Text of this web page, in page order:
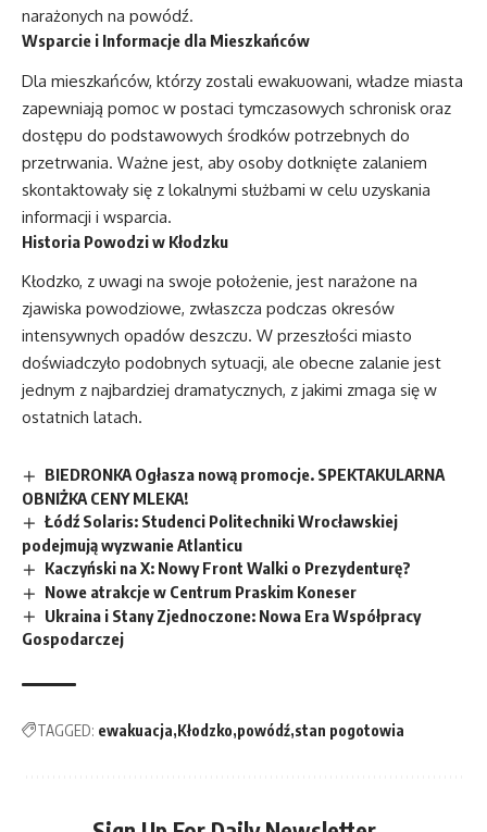
narażonych na powódź.
Wsparcie i Informacje dla Mieszkańców
Dla mieszkańców, którzy zostali ewakuowani, władze miasta
zapewniają pomoc w postaci tymczasowych schronisk oraz
dostępu do podstawowych środków potrzebnych do
przetrwania. Ważne jest, aby osoby dotknięte zalaniem
skontaktowały się z lokalnymi służbami w celu uzyskania
informacji i wsparcia.
Historia Powodzi w Kłodzku
Kłodzko, z uwagi na swoje położenie, jest narażone na
zjawiska powodziowe, zwłaszcza podczas okresów
intensywnych opadów deszczu. W przeszłości miasto
doświadczyło podobnych sytuacji, ale obecne zalanie jest
jednym z najbardziej dramatycznych, z jakimi zmaga się w
ostatnich latach.
BIEDRONKA Ogłasza nową promocje. SPEKTAKULARNA
OBNIŻKA CENY MLEKA!
Łódź Solaris: Studenci Politechniki Wrocławskiej
podejmują wyzwanie Atlanticu
Kaczyński na X: Nowy Front Walki o Prezydenturę?
Nowe atrakcje w Centrum Praskim Koneser
Ukraina i Stany Zjednoczone: Nowa Era Współpracy
Gospodarczej
TAGGED: ewakuacja Kłodzko powódź stan pogotowia